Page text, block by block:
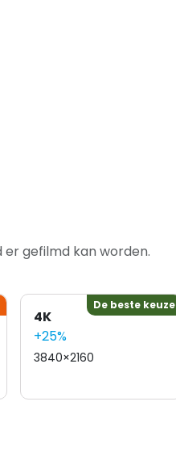
gefilmd kan worden.
De beste keuze
4K
+25%
3840×2160